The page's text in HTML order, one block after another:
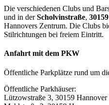
Die verschiedenen Clubs und
und in derScholvinstraße,
Hannovers Zentrum. Die Clubs
Stilrichtungen bei freiem Eintritt.
Anfahrt mit dem PKW
Öffentliche Parkplätze rund um
Öffentliche Parkhäuser:
Lützowstraße 3, 30159 Hannover